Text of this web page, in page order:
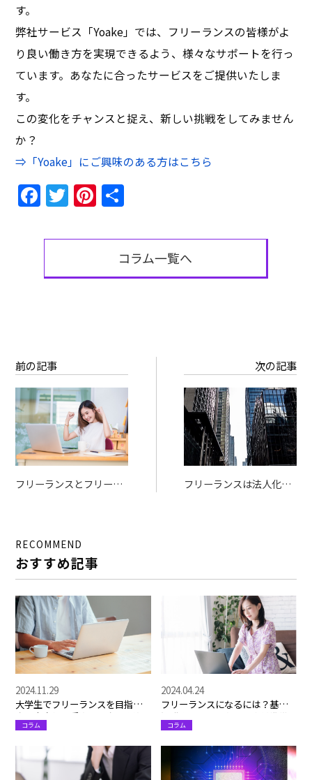
す。
弊社サービス「Yoake」では、フリーランスの皆様がよ
り良い働き方を実現できるよう、様々なサポートを行っ
ています。あなたに合ったサービスをご提供いたしま
す。
この変化をチャンスと捉え、新しい挑戦をしてみません
か？
⇒「Yoake」にご興味のある方はこちら
Facebook
TwitterPinterest
コラム一覧へ
前の記事
フリーランスとフリータ
を徹底比較！
次の記事
フリーランスは法人化す
RECOMMEND
おすすめ記事
大学生でフリーランスを目指す
方へ│案件を受注する方法や注
意点を解説
2024.11.29
コラム
フリーランスになるには？基本
知識や活躍するための事前準備
とは？
2024.04.24
コラム